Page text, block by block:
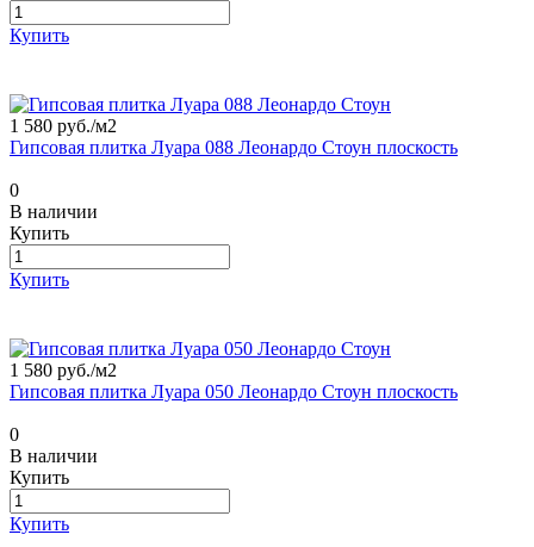
Купить
1 580 руб./м2
Гипсовая плитка Луара 088 Леонардо Стоун плоскость
0
В наличии
Купить
Купить
1 580 руб./м2
Гипсовая плитка Луара 050 Леонардо Стоун плоскость
0
В наличии
Купить
Купить